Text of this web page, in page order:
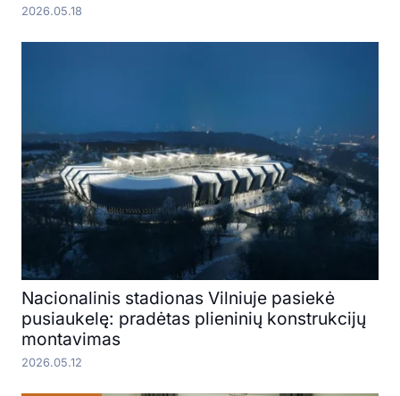
2026.05.18
Nacionalinis stadionas Vilniuje pasiekė
pusiaukelę: pradėtas plieninių konstrukcijų
montavimas
2026.05.12